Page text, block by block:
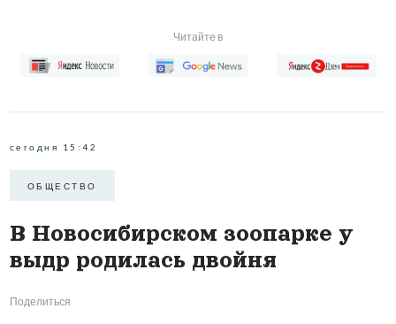
Читайте в
сегодня 15:42
ОБЩЕСТВО
В Новосибирском зоопарке у
выдр родилась двойня
Поделиться